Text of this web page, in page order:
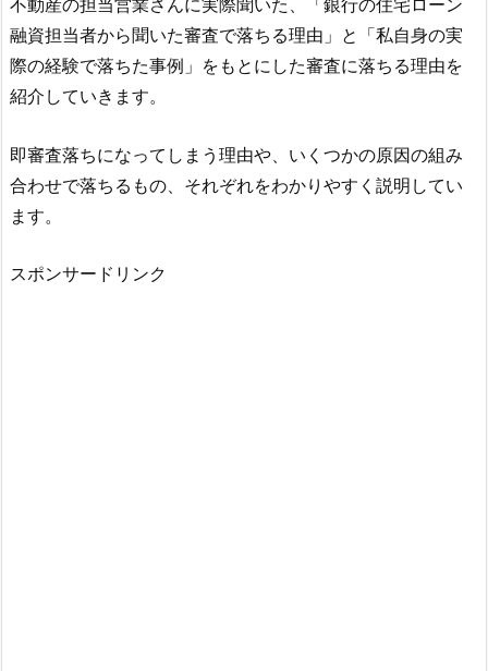
不動産の担当営業さんに実際聞いた、「銀行の住宅ローン
融資担当者から聞いた審査で落ちる理由」と「私自身の実
際の経験で落ちた事例」をもとにした審査に落ちる理由を
紹介していきます。
即審査落ちになってしまう理由や、いくつかの原因の組み
合わせで落ちるもの、それぞれをわかりやすく説明してい
ます。
スポンサードリンク